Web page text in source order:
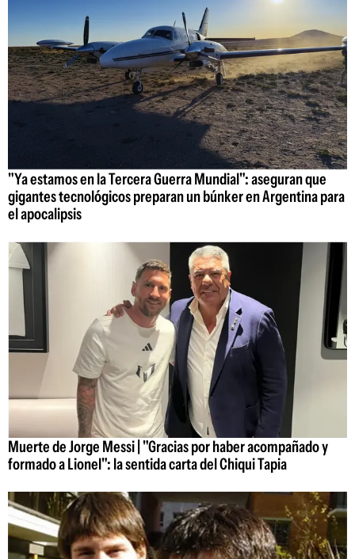
"Ya estamos en la Tercera Guerra Mundial": aseguran que
gigantes tecnológicos preparan un búnker en Argentina para
el apocalipsis
Muerte de Jorge Messi | "Gracias por haber acompañado y
formado a Lionel": la sentida carta del Chiqui Tapia